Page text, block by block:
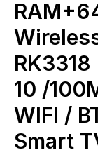
10 /
WIFI /
Smart